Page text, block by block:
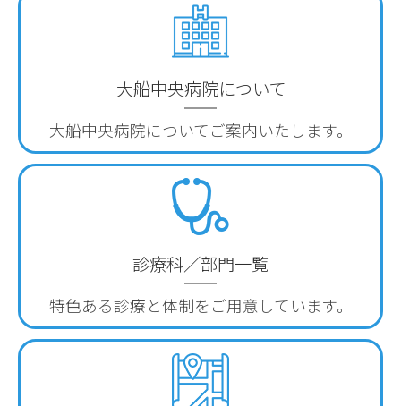
大船中央病院について
大船中央病院について ご案内いたします。
診療科／部門一覧
特色ある診療と体制を ご用意しています。